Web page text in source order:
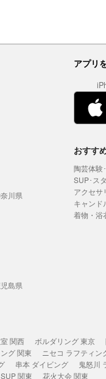
アプリ
川県
島県
おすす
陶芸体験
SUP･ス
アクセサ
キャンド
着物・浴
関西 ボルダリング 東京
グ 関東 ニセコ ラフティン
串本 ダイビング 鬼怒川
SUP 関東 花火大会 関東